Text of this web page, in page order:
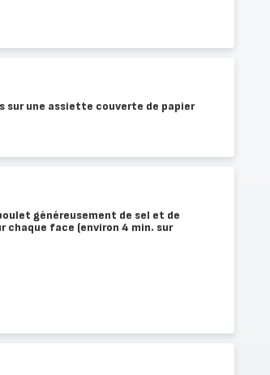
sur une assiette couverte de papier
généreusement de sel et de
chaque face (environ 4 min. sur